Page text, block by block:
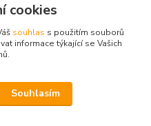
cookies
souhlas s použitím souborů
informace týkající se Vašich
Souhlasím